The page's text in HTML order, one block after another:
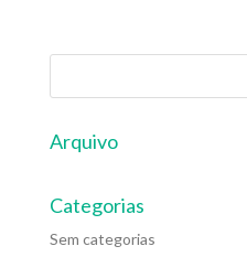
Arquivo
Categorias
Sem categorias